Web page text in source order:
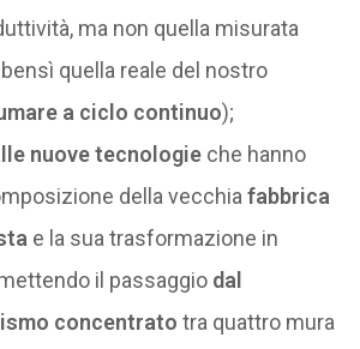
ma non quella misurata
quella reale del nostro
a ciclo continuo);
nuove tecnologieche hanno
della vecchia fabbrica
e la sua trasformazione in
il passaggio dal
concentrato tra quattro mura